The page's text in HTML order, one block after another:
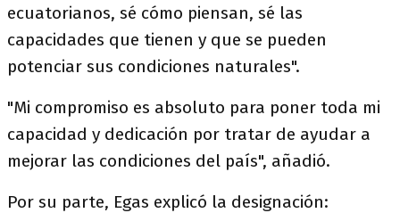
ecuatorianos, sé cómo piensan, sé las
capacidades que tienen y que se pueden
potenciar sus condiciones naturales".
"Mi compromiso es absoluto para poner toda mi
capacidad y dedicación por tratar de ayudar a
mejorar las condiciones del país", añadió.
Por su parte, Egas explicó la designación: